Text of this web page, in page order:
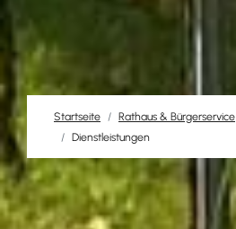
Startseite Rathaus & Bürgerservice
Dienstleistungen